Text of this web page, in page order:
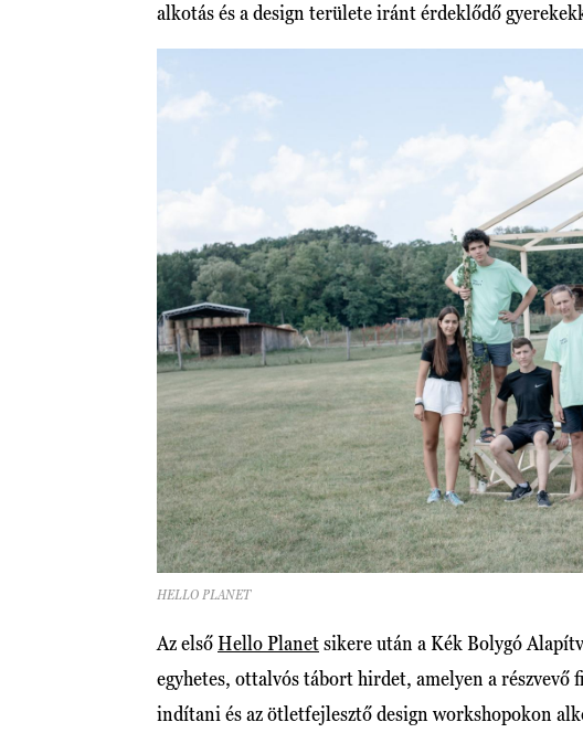
alkotás és a design területe iránt érdeklődő
HELLO PLANET
Az elsőHello Planetsikere után a Kék Bolygó
egyhetes, ottalvós tábort hirdet, amelyen a részvevő
indítani és az ötletfejlesztő design workshopokon